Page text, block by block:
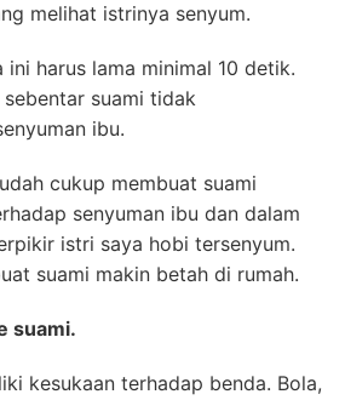
melihat istrinya senyum.
ini harus lama minimal 10 detik.
sebentar suami tidak
ibu.
cukup membuat suami
senyuman ibu dan dalam
istri saya hobi tersenyum.
suami makin betah di rumah.
suami.
kesukaan terhadap benda. Bola,